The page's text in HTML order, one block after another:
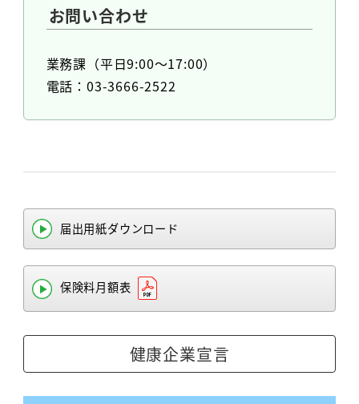
お問い合わせ
業務課（平日9:00～17:00）
電話：03-3666-2522
届出用紙ダウンロード
保険料月額表
健康企業宣言